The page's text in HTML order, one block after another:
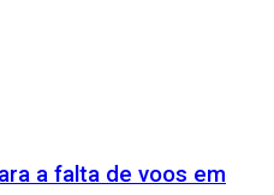
a falta de voos em